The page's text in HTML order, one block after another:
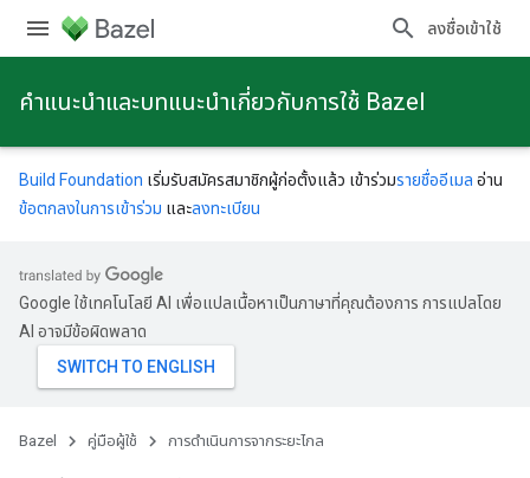
ลงชื่อเข้าใช้
คําแนะนําและบทแนะนําเกี่ยวกับการใช้ Bazel
Build Foundation เริ่มรับสมัครสมาชิกผู้ก่อตั้งแล้ว เข้าร่วมรายชื่ออีเมล อ่าน
ข้อตกลงในการเข้าร่วม และลงทะเบียน
Google ใช้เทคโนโลยี AI เพื่อแปลเนื้อหาเป็นภาษาที่คุณต้องการ การแปลโดย
AI อาจมีข้อผิดพลาด
Bazel คู่มือผู้ใช้ การดําเนินการจากระยะไกล